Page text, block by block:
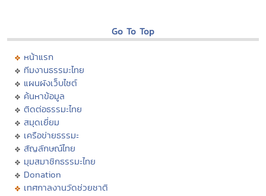
Go To Top
หน้าแรก
ทีมงานธรรมะไทย
แผนผังเว็บไซต์
ค้นหาข้อมูล
ติดต่อธรรมะไทย
สมุดเยี่ยม
เครือข่ายธรรมะ
สัญลักษณ์ไทย
มุมสมาชิกธรรมะไทย
Donation
เทศกาลงานวัดช่วยชาติ